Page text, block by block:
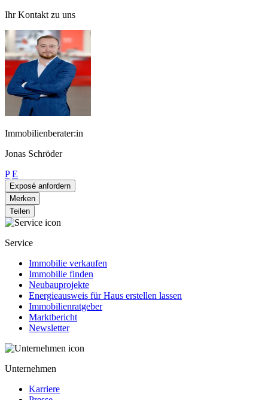
Ihr Kontakt zu uns
Immobilienberater:in
Jonas Schröder
P E
Exposé anfordern
Merken
Teilen
Service
Immobilie verkaufen
Immobilie finden
Neubauprojekte
Energieausweis für Haus erstellen lassen
Immobilienratgeber
Marktbericht
Newsletter
Unternehmen
Karriere